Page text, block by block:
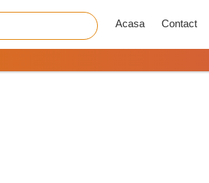
Acasa Contact